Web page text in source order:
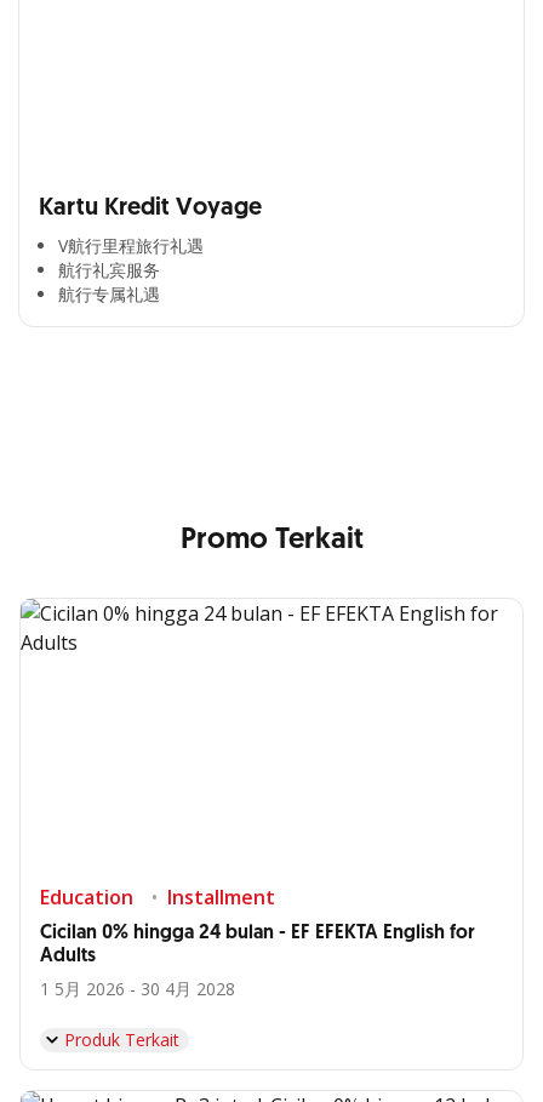
Kartu Kredit Voyage
V航行里程旅行礼遇
航行礼宾服务
航行专属礼遇
Cross Selling Banner Global
Promo Terkait
Education Installment
Cicilan 0% hingga 24 bulan - EF EFEKTA English for
Adults
1 5月 2026 - 30 4月 2028
Produk Terkait